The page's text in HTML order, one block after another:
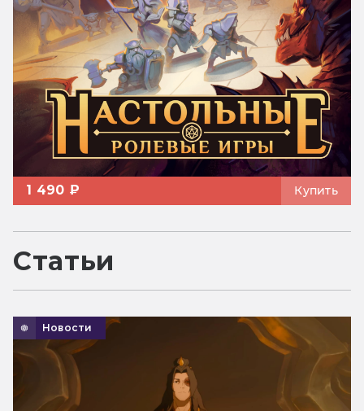
1 490 ₽ Купить
Статьи
Новости